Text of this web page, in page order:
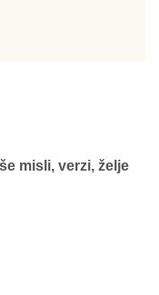
misli, verzi, želje